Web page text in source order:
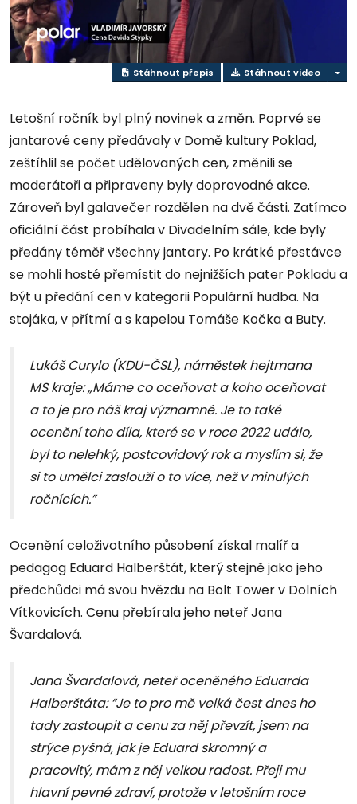
video
Stáhnout přepis Stáhnout video
Letošní ročník byl plný novinek a změn. Poprvé se
jantarové ceny předávaly v Domě kultury Poklad,
zeštíhlil se počet udělovaných cen, změnili se
moderátoři a připraveny byly doprovodné akce.
Zároveň byl galavečer rozdělen na dvě části. Zatímco
oficiální část probíhala v Divadelním sále, kde byly
předány téměř všechny jantary. Po krátké přestávce
se mohli hosté přemístit do nejnižších pater Pokladu a
být u předání cen v kategorii Populární hudba. Na
stojáka, v přítmí a s kapelou Tomáše Kočka a Buty.
Lukáš Curylo (KDU-ČSL), náměstek hejtmana
MS kraje: „Máme co oceňovat a koho oceňovat
a to je pro náš kraj významné. Je to také
ocenění toho díla, které se v roce 2022 událo,
byl to nelehký, postcovidový rok a myslím si, že
si to umělci zaslouží o to více, než v minulých
ročnících.”
Ocenění celoživotního působení získal malíř a
pedagog Eduard Halberštát, který stejně jako jeho
předchůdci má svou hvězdu na Bolt Tower v Dolních
Vítkovicích. Cenu přebírala jeho neteř Jana
Švardalová.
Jana Švardalová, neteř oceněného Eduarda
Halberštáta: “Je to pro mě velká čest dnes ho
tady zastoupit a cenu za něj převzít, jsem na
strýce pyšná, jak je Eduard skromný a
pracovitý, mám z něj velkou radost. Přeji mu
hlavní pevné zdraví, protože v letošním roce